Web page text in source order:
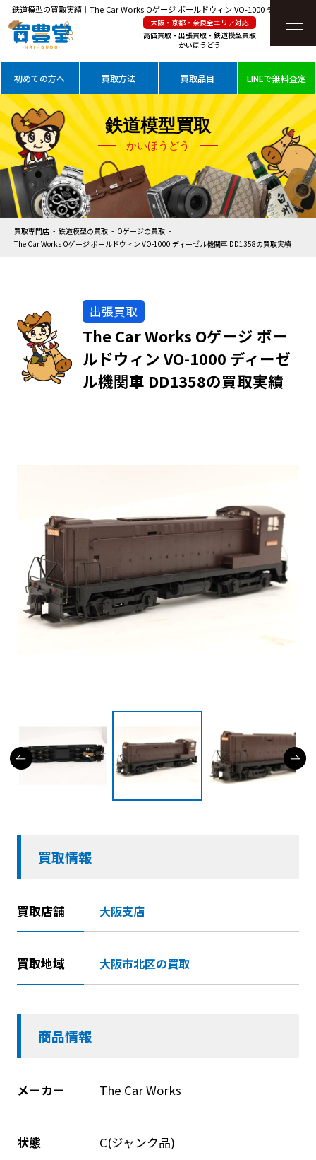
鉄道模型の買取実績｜The Car Works Oゲージ ボールドウィン VO-1000 ディーゼル機
関車 DD1358を高価買取
大阪・京都・奈良全エリア対応
高価買取・出張買取・鉄道模型買取
かいほうどう
初めての方へ 買取方法 買取品目 LINEで無料査定
鉄道模型買取
かいほうどう
買取専門店 鉄道模型の買取
Oゲージの買取
The Car Works Oゲージ ボールドウィン VO-1000 ディーゼル機関車 DD1358の買取実績
出張買取
The Car Works Oゲージ ボー
ルドウィン VO-1000 ディーゼ
ル機関車 DD1358の買取実績
買取情報
買取店舗 大阪支店
買取地域 大阪市北区の買取
商品情報
メーカー The Car Works
状態 C(ジャンク品)